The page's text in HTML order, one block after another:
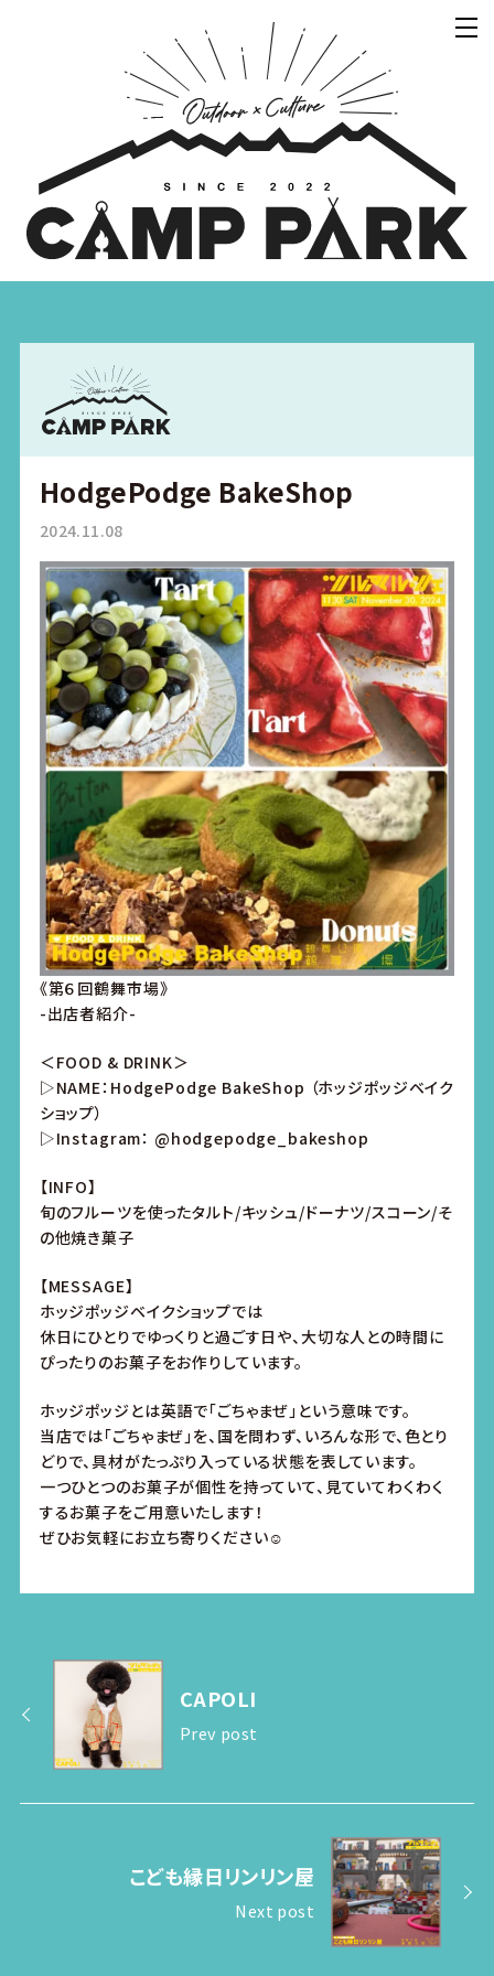
HodgePodge BakeShop
2024.11.08
《第６回鶴舞市場》
-出店者紹介-
＜FOOD & DRINK＞
▷NAME：HodgePodge BakeShop （ホッジポッジベイク
ショップ）
▷Instagram： @hodgepodge_bakeshop
【INFO】
旬のフルーツを使ったタルト/キッシュ/ドーナツ/スコーン/そ
の他焼き菓子
【MESSAGE】
ホッジポッジベイクショップでは
休日にひとりでゆっくりと過ごす日や、大切な人との時間に
ぴったりのお菓子をお作りしています。
ホッジポッジとは英語で「ごちゃまぜ」という意味です。
当店では「ごちゃまぜ」を、国を問わず、いろんな形で、色とり
どりで、具材がたっぷり入っている状態を表しています。
一つひとつのお菓子が個性を持っていて、見ていてわくわく
するお菓子をご用意いたします！
ぜひお気軽にお立ち寄りください☺︎
CAPOLI
Prev post
こども縁日リンリン屋
Next post